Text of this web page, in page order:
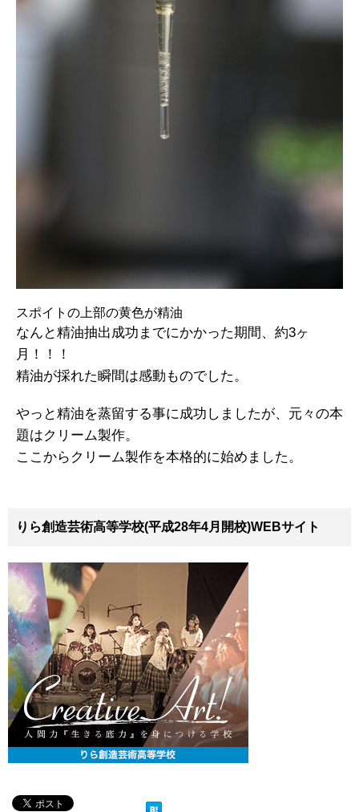
スポイトの上部の黄色が精油
なんと精油抽出成功までにかかった期間、約3ヶ
月！！！
精油が採れた瞬間は感動ものでした。
やっと精油を蒸留する事に成功しましたが、元々の本
題はクリーム製作。
ここからクリーム製作を本格的に始めました。
りら創造芸術高等学校(平成28年4月開校)WEBサイト